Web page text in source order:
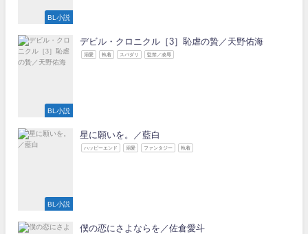
BL小説
BL小説
デビル・クロニクル［3］恥虐の贄／天野佑海
溺愛 執着 スパダリ 監禁／凌辱
BL小説
星に願いを。／藍白
ハッピーエンド 溺愛 ファンタジー 執着
僕の恋にさよならを／佐倉愛斗